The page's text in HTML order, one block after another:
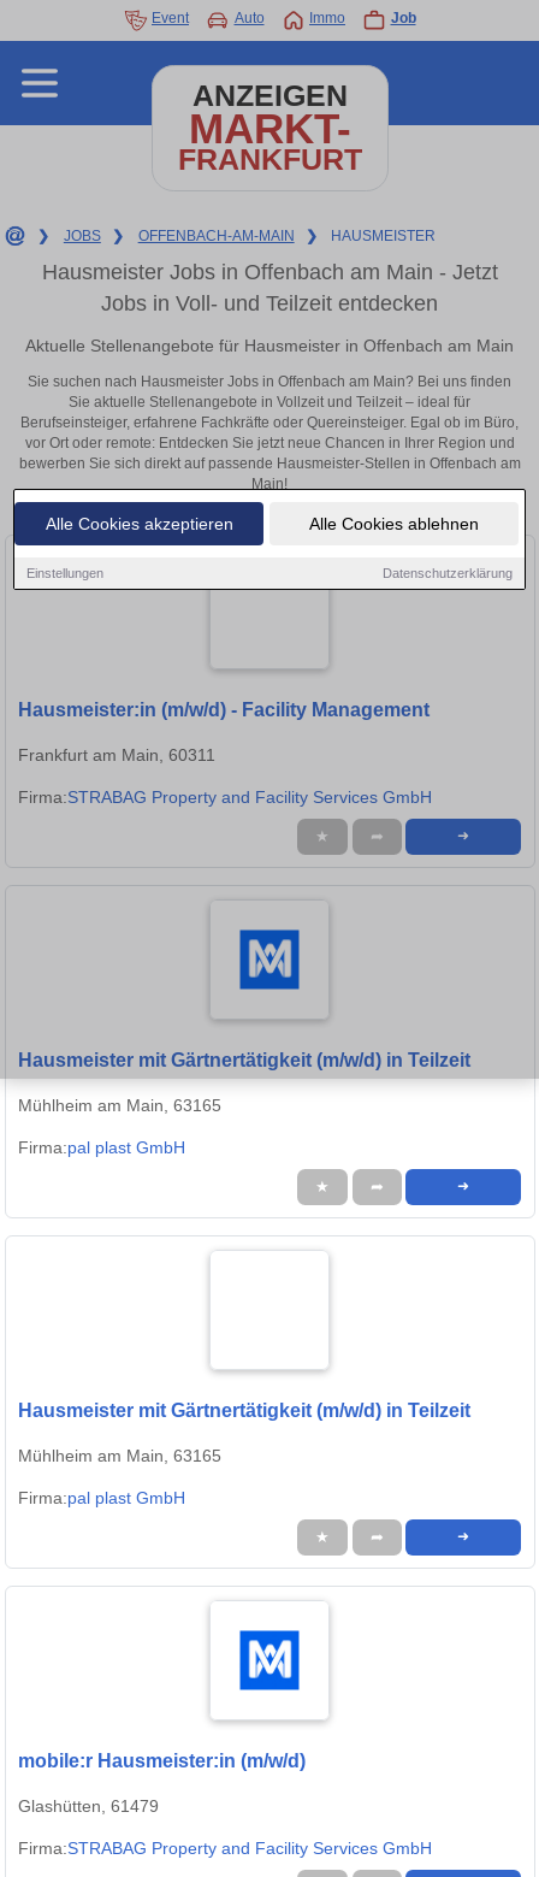
Alle Cookies akzeptieren Alle Cookies ablehnen
Einstellungen Datenschutzerklärung
Event Auto Immo Job
ANZEIGEN
MARKT-
FRANKFURT
❯ JOBS ❯ OFFENBACH-AM-MAIN ❯ HAUSMEISTER
Hausmeister Jobs in Offenbach am Main - Jetzt
Jobs in Voll- und Teilzeit entdecken
Aktuelle Stellenangebote für Hausmeister in Offenbach am Main
Sie suchen nach Hausmeister Jobs in Offenbach am Main? Bei uns finden
Sie aktuelle Stellenangebote in Vollzeit und Teilzeit – ideal für
Berufseinsteiger, erfahrene Fachkräfte oder Quereinsteiger. Egal ob im Büro,
vor Ort oder remote: Entdecken Sie jetzt neue Chancen in Ihrer Region und
bewerben Sie sich direkt auf passende Hausmeister-Stellen in Offenbach am
Main!
Hausmeister:in (m/w/d) - Facility Management
Frankfurt am Main, 60311
Firma:STRABAG Property and Facility Services GmbH
★ ➦ ➜
Hausmeister mit Gärtnertätigkeit (m/w/d) in Teilzeit
Mühlheim am Main, 63165
Firma:pal plast GmbH
★ ➦ ➜
Hausmeister mit Gärtnertätigkeit (m/w/d) in Teilzeit
Mühlheim am Main, 63165
Firma:pal plast GmbH
★ ➦ ➜
mobile:r Hausmeister:in (m/w/d)
Glashütten, 61479
Firma:STRABAG Property and Facility Services GmbH